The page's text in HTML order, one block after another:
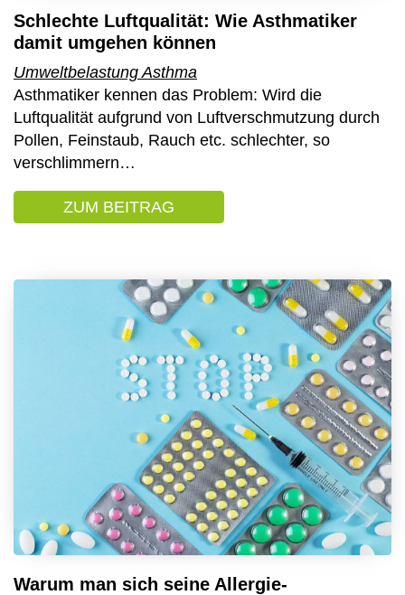
Schlechte Luftqualität: Wie Asthmatiker
damit umgehen können
UmweltbelastungAsthma
Asthmatiker kennen das Problem: Wird die
Luftqualität aufgrund von Luftverschmutzung durch
Pollen, Feinstaub, Rauch etc. schlechter, so
verschlimmern…
ZUM BEITRAG
Warum man sich seine Allergie-